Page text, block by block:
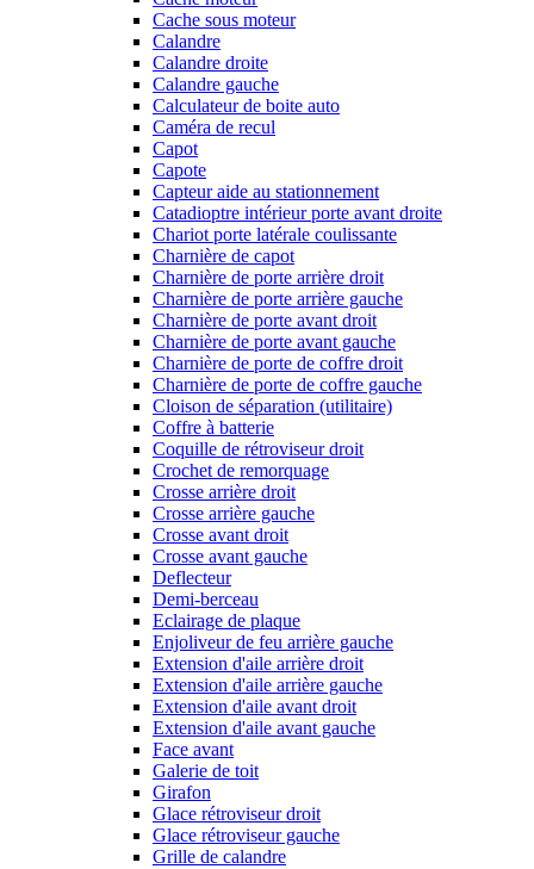
Cache sous moteur
Calandre
Calandre droite
Calandre gauche
Calculateur de boite auto
Caméra de recul
Capot
Capote
Capteur aide au stationnement
Catadioptre intérieur porte avant droite
Chariot porte latérale coulissante
Charnière de capot
Charnière de porte arrière droit
Charnière de porte arrière gauche
Charnière de porte avant droit
Charnière de porte avant gauche
Charnière de porte de coffre droit
Charnière de porte de coffre gauche
Cloison de séparation (utilitaire)
Coffre à batterie
Coquille de rétroviseur droit
Crochet de remorquage
Crosse arrière droit
Crosse arrière gauche
Crosse avant droit
Crosse avant gauche
Deflecteur
Demi-berceau
Eclairage de plaque
Enjoliveur de feu arrière gauche
Extension d'aile arrière droit
Extension d'aile arrière gauche
Extension d'aile avant droit
Extension d'aile avant gauche
Face avant
Galerie de toit
Girafon
Glace rétroviseur droit
Glace rétroviseur gauche
Grille de calandre